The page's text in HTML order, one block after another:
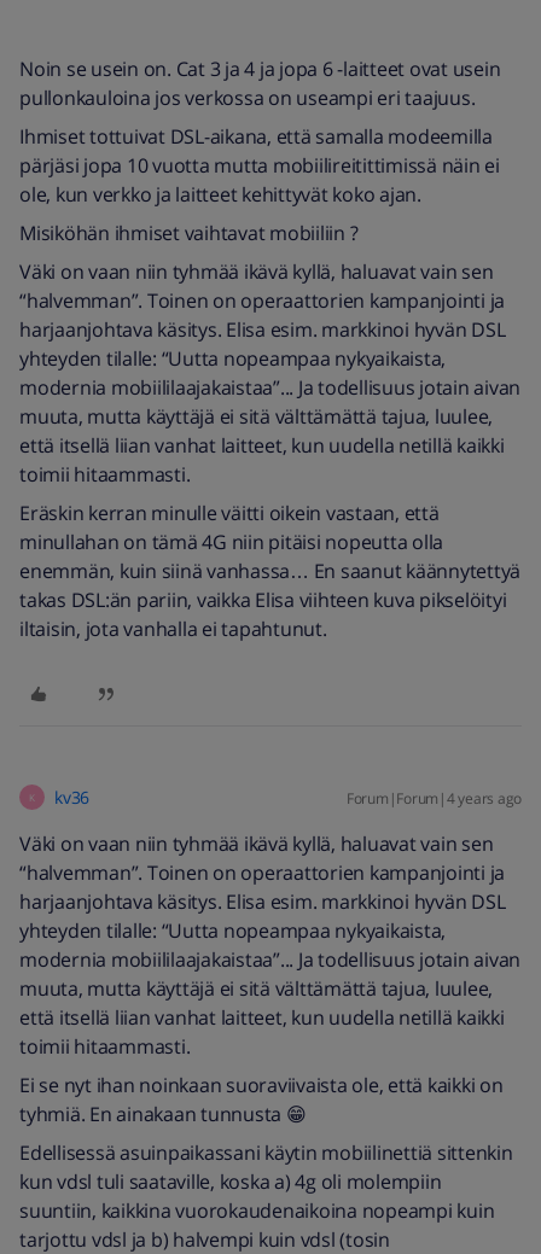
Noin se usein on. Cat 3 ja 4 ja jopa 6 -laitteet ovat usein
pullonkauloina jos verkossa on useampi eri taajuus.
Ihmiset tottuivat DSL-aikana, että samalla modeemilla
pärjäsi jopa 10 vuotta mutta mobiilireitittimissä näin ei
ole, kun verkko ja laitteet kehittyvät koko ajan.
Misiköhän ihmiset vaihtavat mobiiliin ?
Väki on vaan niin tyhmää ikävä kyllä, haluavat vain sen
“halvemman”. Toinen on operaattorien kampanjointi ja
harjaanjohtava käsitys. Elisa esim. markkinoi hyvän DSL
yhteyden tilalle: “Uutta nopeampaa nykyaikaista,
modernia mobiililaajakaistaa”... Ja todellisuus jotain aivan
muuta, mutta käyttäjä ei sitä välttämättä tajua, luulee,
että itsellä liian vanhat laitteet, kun uudella netillä kaikki
toimii hitaammasti.
Eräskin kerran minulle väitti oikein vastaan, että
minullahan on tämä 4G niin pitäisi nopeutta olla
enemmän, kuin siinä vanhassa… En saanut käännytettyä
takas DSL:än pariin, vaikka Elisa viihteen kuva pikselöityi
iltaisin, jota vanhalla ei tapahtunut.
K kv36 Forum|Forum|4 years ago
Väki on vaan niin tyhmää ikävä kyllä, haluavat vain sen
“halvemman”. Toinen on operaattorien kampanjointi ja
harjaanjohtava käsitys. Elisa esim. markkinoi hyvän DSL
yhteyden tilalle: “Uutta nopeampaa nykyaikaista,
modernia mobiililaajakaistaa”... Ja todellisuus jotain aivan
muuta, mutta käyttäjä ei sitä välttämättä tajua, luulee,
että itsellä liian vanhat laitteet, kun uudella netillä kaikki
toimii hitaammasti.
Ei se nyt ihan noinkaan suoraviivaista ole, että kaikki on
tyhmiä. En ainakaan tunnusta 😁
Edellisessä asuinpaikassani käytin mobiilinettiä sittenkin
kun vdsl tuli saataville, koska a) 4g oli molempiin
suuntiin, kaikkina vuorokaudenaikoina nopeampi kuin
tarjottu vdsl ja b) halvempi kuin vdsl (tosin